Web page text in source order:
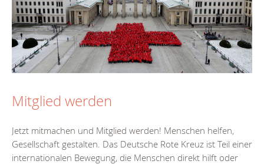
Mitglied werden
Jetzt mitmachen und Mitglied werden! Menschen helfen,
Gesellschaft gestalten. Das Deutsche Rote Kreuz ist Teil einer
internationalen Bewegung, die Menschen direkt hilft oder